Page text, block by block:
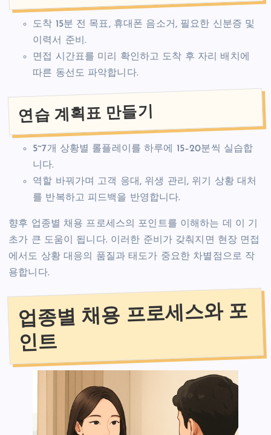
도착 15분 전 목표, 휴대폰 음소거, 필요한 신분증 및
이력서 준비.
면접 시간표를 미리 확인하고 도착 후 자리 배치에
따른 동선도 파악합니다.
연습 계획표 만들기
5~7개 상황별 롤플레이를 하루에 15–20분씩 실습합
니다.
역할 바꿔가며 고객 응대, 위생 관리, 위기 상황 대처
를 반복하고 피드백을 반영합니다.
향후 업종별 채용 프로세스의 포인트를 이해하는 데 이 기
초가 큰 도움이 됩니다. 이러한 준비가 갖춰지면 현장 면접
에서도 상황 대응의 품질과 태도가 중요한 차별점으로 작
용합니다.
업종별 채용 프로세스와 포
인트